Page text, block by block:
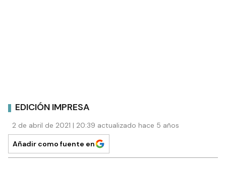
EDICIÓN IMPRESA
2 de abril de 2021 | 20:39 actualizado hace 5 años
Añadir como fuente en